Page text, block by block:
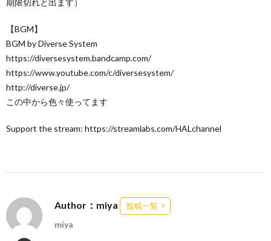
【BGM】
BGM by Diverse System
https://diversesystem.bandcamp.com/
https://www.youtube.com/c/diversesystem/
http://diverse.jp/
この中から色々使ってます
Support the stream: https://streamlabs.com/HALchannel
Author：miya 投稿一覧
miya